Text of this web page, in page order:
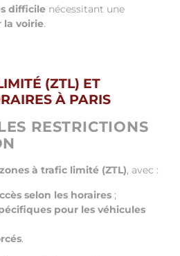
difficile nécessitant une
la voirie.
(ZTL) ET
À PARIS
RESTRICTIONS
zones à trafic limité (ZTL), avec :
selon les horaires ;
pour les véhicules
.